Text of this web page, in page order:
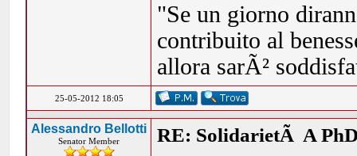
"Se un giorno
contribuito al
allora sarÃ²
25-05-2012 18:05
Alessandro Bellotti
Senator Member RE: SolidarietÃ A